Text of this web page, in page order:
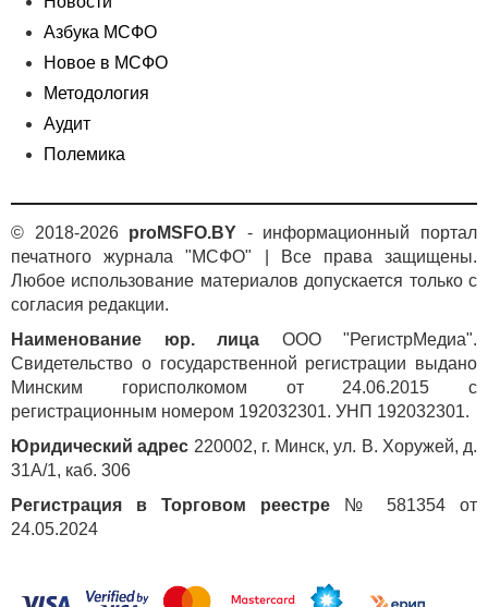
Азбука МСФО
Новое в МСФО
Методология
Аудит
Полемика
© 2018-2026 proMSFO.BY - информационный портал
печатного журнала "МСФО" | Все права защищены.
Любое использование материалов допускается только с
согласия редакции.
Наименование юр. лица ООО "РегистрМедиа".
Свидетельство о государственной регистрации выдано
Минским горисполкомом от 24.06.2015 с
регистрационным номером 192032301. УНП 192032301.
Юридический адрес 220002, г. Минск, ул. В. Хоружей, д.
31А/1, каб. 306
Регистрация в Торговом реестре № 581354 от
24.05.2024